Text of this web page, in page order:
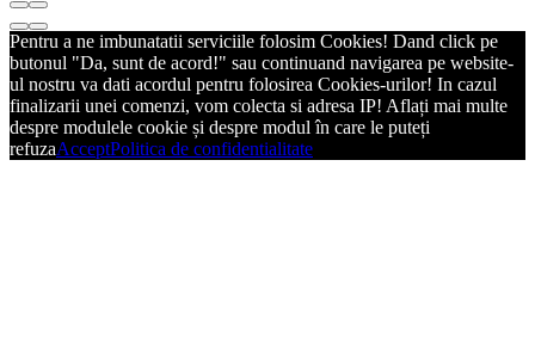
Pentru a ne imbunatatii serviciile folosim Cookies! Dand click pe
butonul "Da, sunt de acord!" sau continuand navigarea pe website-
ul nostru va dati acordul pentru folosirea Cookies-urilor! In cazul
finalizarii unei comenzi, vom colecta si adresa IP! Aflați mai multe
despre modulele cookie și despre modul în care le puteți
refuzaAcceptPolitica de confidentialitate